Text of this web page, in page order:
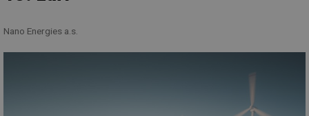
Nano Energies a.s.